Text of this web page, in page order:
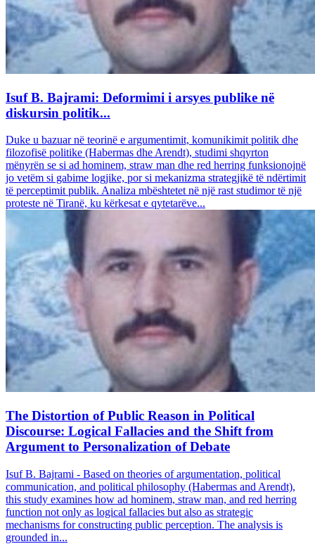
Isuf B. Bajrami: Deformimi i arsyes publike në
diskursin politik...
Duke u bazuar në teorinë e argumentimit, komunikimit politik dhe
filozofisë politike (Habermas dhe Arendt), studimi shqyrton
mënyrën se si ad hominem, straw man dhe red herring funksionojnë
jo vetëm si gabime logjike, por si mekanizma strategjikë të ndërtimit
të perceptimit publik. Analiza mbështetet në një rast studimor të një
proteste në Tiranë, ku kërkesat e qytetarëve...
The Distortion of Public Reason in Political
Discourse: Logical Fallacies and the Shift from
Argument to Personalization of Debate
Isuf B. Bajrami - Based on theories of argumentation, political
communication, and political philosophy (Habermas and Arendt),
this study examines how ad hominem, straw man, and red herring
function not only as logical fallacies but also as strategic
mechanisms for constructing public perception. The analysis is
grounded in...